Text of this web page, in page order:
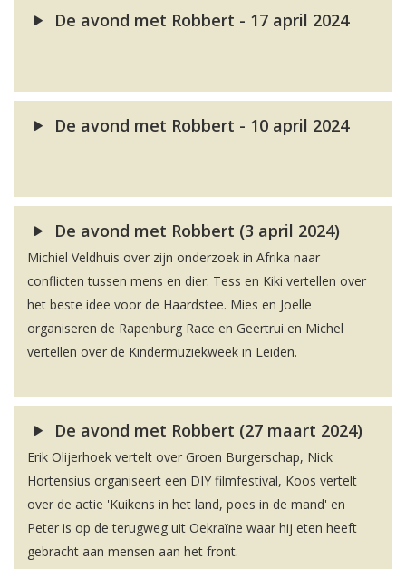
De avond met Robbert - 17 april 2024
De avond met Robbert - 10 april 2024
De avond met Robbert (3 april 2024)
Michiel Veldhuis over zijn onderzoek in Afrika naar
conflicten tussen mens en dier. Tess en Kiki vertellen over
het beste idee voor de Haardstee. Mies en Joelle
organiseren de Rapenburg Race en Geertrui en Michel
vertellen over de Kindermuziekweek in Leiden.
De avond met Robbert (27 maart 2024)
Erik Olijerhoek vertelt over Groen Burgerschap, Nick
Hortensius organiseert een DIY filmfestival, Koos vertelt
over de actie 'Kuikens in het land, poes in de mand' en
Peter is op de terugweg uit Oekraïne waar hij eten heeft
gebracht aan mensen aan het front.